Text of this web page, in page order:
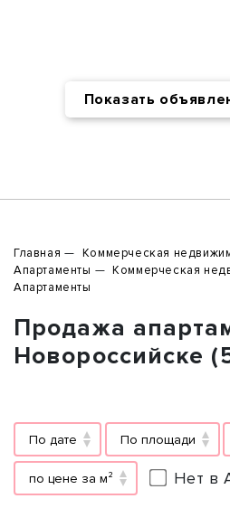
Показать
Главная Коммерческая
Апартаменты
Коммерческая
Апартаменты
Продажа
Новороссийске
По дате По площади
по цене за м² Нет в